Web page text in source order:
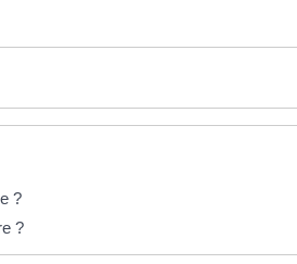
?
?